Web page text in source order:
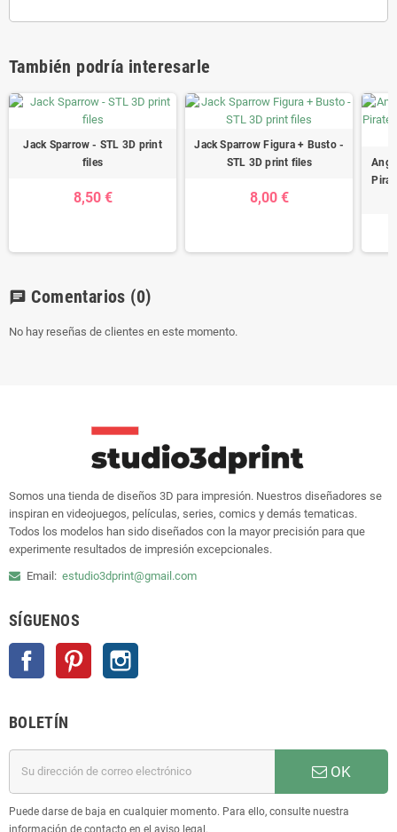
También podría interesarle
Jack Sparrow - STL 3D print
files
8,50 €
Jack Sparrow Figura + Busto -
STL 3D print files
8,00 €
chat Comentarios (0)
No hay reseñas de clientes en este momento.
Somos una tienda de diseños 3D para impresión. Nuestros diseñadores se
inspiran en videojuegos, películas, series, comics y demás tematicas.
Todos los modelos han sido diseñados con la mayor precisión para que
experimente resultados de impresión excepcionales.
Email: estudio3dprint@gmail.com
SÍGUENOS
Facebook Pinterest
BOLETÍN
OK
Puede darse de baja en cualquier momento. Para ello, consulte nuestra
información de contacto en el aviso legal.